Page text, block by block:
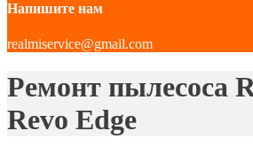
Напишите нам
realmiservice@gmail.com
Ремонт пылесоса
Revo Edge